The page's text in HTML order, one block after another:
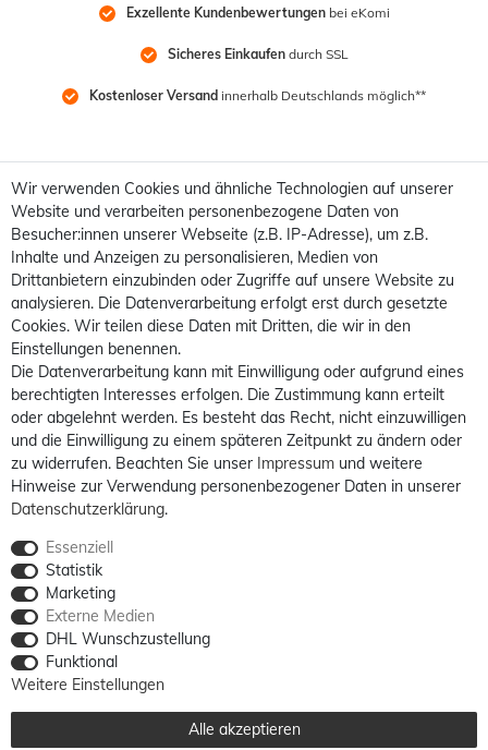
Exzellente Kundenbewertungen bei eKomi
Sicheres Einkaufen durch SSL
Kostenloser Versand innerhalb Deutschlands möglich**
Wir verwenden Cookies und ähnliche Technologien auf unserer
Website und verarbeiten personenbezogene Daten von
Besucher:innen unserer Webseite (z.B. IP-Adresse), um z.B.
Inhalte und Anzeigen zu personalisieren, Medien von
Drittanbietern einzubinden oder Zugriffe auf unsere Website zu
analysieren. Die Datenverarbeitung erfolgt erst durch gesetzte
Cookies. Wir teilen diese Daten mit Dritten, die wir in den
Einstellungen benennen.
Die Datenverarbeitung kann mit Einwilligung oder aufgrund eines
berechtigten Interesses erfolgen. Die Zustimmung kann erteilt
oder abgelehnt werden. Es besteht das Recht, nicht einzuwilligen
und die Einwilligung zu einem späteren Zeitpunkt zu ändern oder
zu widerrufen. Beachten Sie unser Impressum und weitere
Hinweise zur Verwendung personenbezogener Daten in unserer
Daten­schutz­erklärung.
Essenziell
Statistik
Marketing
Externe Medien
DHL Wunschzustellung
Funktional
Weitere Einstellungen
Alle akzeptieren